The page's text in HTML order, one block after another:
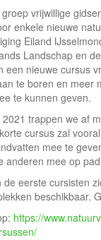
vrijwillige
enkele nieuwe
Eiland
Landschap en
een nieuwe cursus
te boren en meer
te kunnen geven.
trappen we af
cursus zal
mee te
anderen mee op
de eerste cursisten
beschikbaar.
https://